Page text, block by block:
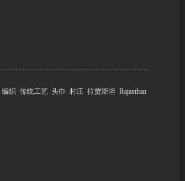
编织 传统工艺 头巾 村庄 拉贾斯坦 Rajasthan